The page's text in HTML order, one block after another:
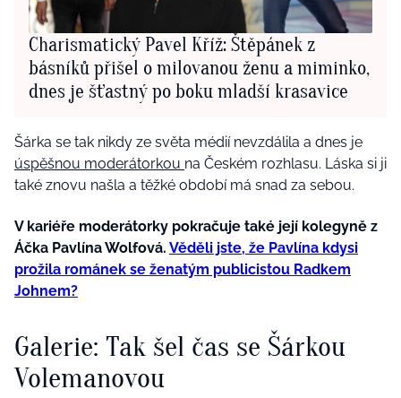
Charismatický Pavel Kříž: Štěpánek z
básníků přišel o milovanou ženu a miminko,
dnes je šťastný po boku mladší krasavice
Šárka se tak nikdy ze světa médií nevzdálila a dnes je
úspěšnou moderátorkou na Českém rozhlasu. Láska si ji
také znovu našla a těžké období má snad za sebou.
V kariéře moderátorky pokračuje také její kolegyně z
Áčka Pavlína Wolfová. Věděli jste, že Pavlína kdysi
prožila románek se ženatým publicistou Radkem
Johnem?
Galerie: Tak šel čas se Šárkou
Volemanovou